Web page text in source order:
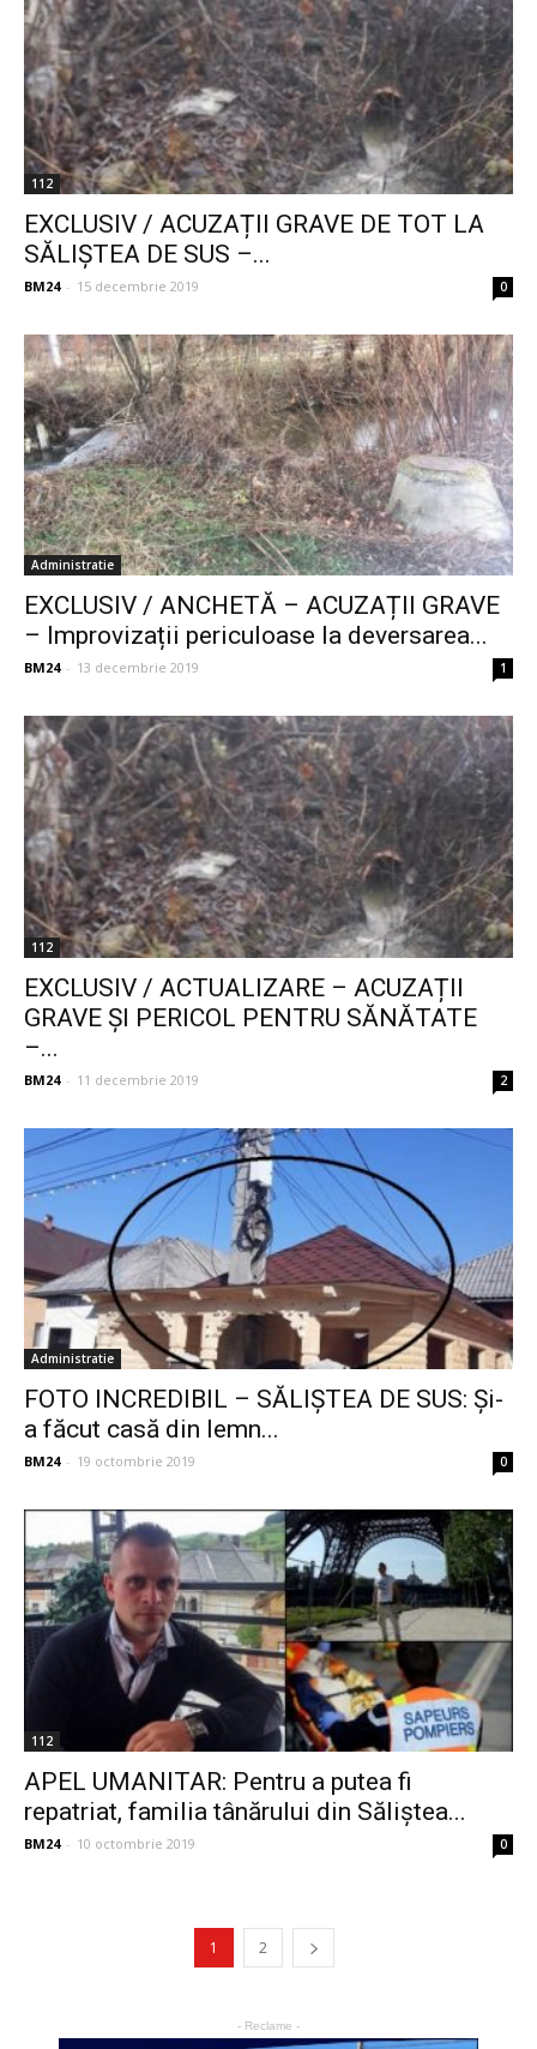
112
EXCLUSIV / ACUZAȚII GRAVE DE TOT LA
SĂLIȘTEA DE SUS –...
BM24 - 15 decembrie 2019 0
Administratie
EXCLUSIV / ANCHETĂ – ACUZAȚII GRAVE
– Improvizații periculoase la deversarea...
BM24 - 13 decembrie 2019 1
112
EXCLUSIV / ACTUALIZARE – ACUZAȚII
GRAVE ȘI PERICOL PENTRU SĂNĂTATE
–...
BM24 - 11 decembrie 2019 2
Administratie
FOTO INCREDIBIL – SĂLIȘTEA DE SUS: Și-
a făcut casă din lemn...
BM24 - 19 octombrie 2019 0
112
APEL UMANITAR: Pentru a putea fi
repatriat, familia tânărului din Săliștea...
BM24 - 10 octombrie 2019 0
1 2
- Reclame -